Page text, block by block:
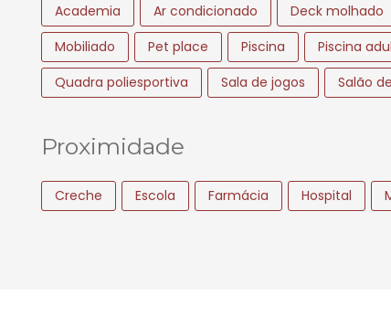
Academia Ar condicionado Deck molhado
Mobiliado
Pet place Piscina Piscina
Quadra poliesportiva
Sala de jogos Salão
Proximidade
Creche Escola Farmácia Hospital